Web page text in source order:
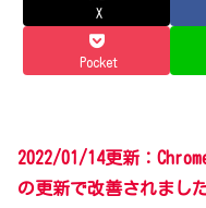
X
Pocket
2022/01/14更新：
の更新で改善されまし